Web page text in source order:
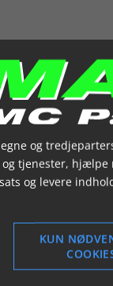
og
tjenester, hjælpe
og levere
KUN